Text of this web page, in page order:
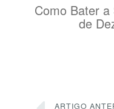
Como Bater
de
ARTIGO